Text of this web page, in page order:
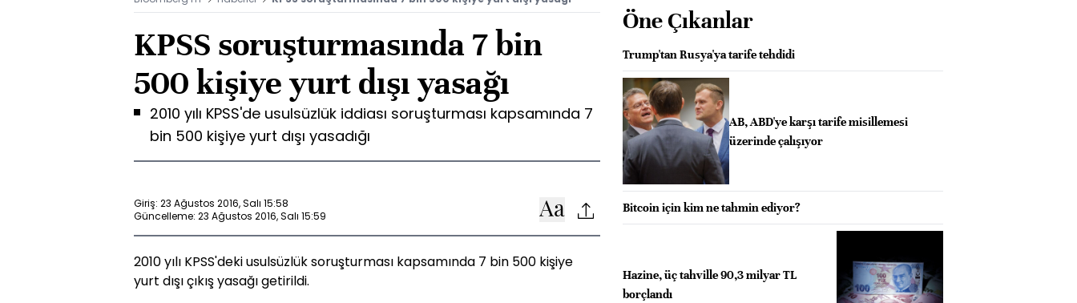
KPSS soruşturmasında 7 bin
500 kişiye yurt dışı yasağı
2010 yılı KPSS'de usulsüzlük iddiası soruşturması kapsamında 7
bin 500 kişiye yurt dışı yasadığı
Giriş: 23 Ağustos 2016, Salı 15:58
Güncelleme: 23 Ağustos 2016, Salı 15:59
2010 yılı KPSS'deki usulsüzlük soruşturması kapsamında 7 bin 500 kişiye
yurt dışı çıkış yasağı getirildi.
Öne Çıkanlar
Trump'tan Rusya'ya tarife tehdidi
AB, ABD'ye karşı tarife misillemesi
üzerinde çalışıyor
Bitcoin için kim ne tahmin ediyor?
Hazine, üç tahville 90,3 milyar TL
borçlandı